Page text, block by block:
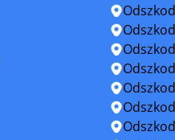
Solec
Wąchock